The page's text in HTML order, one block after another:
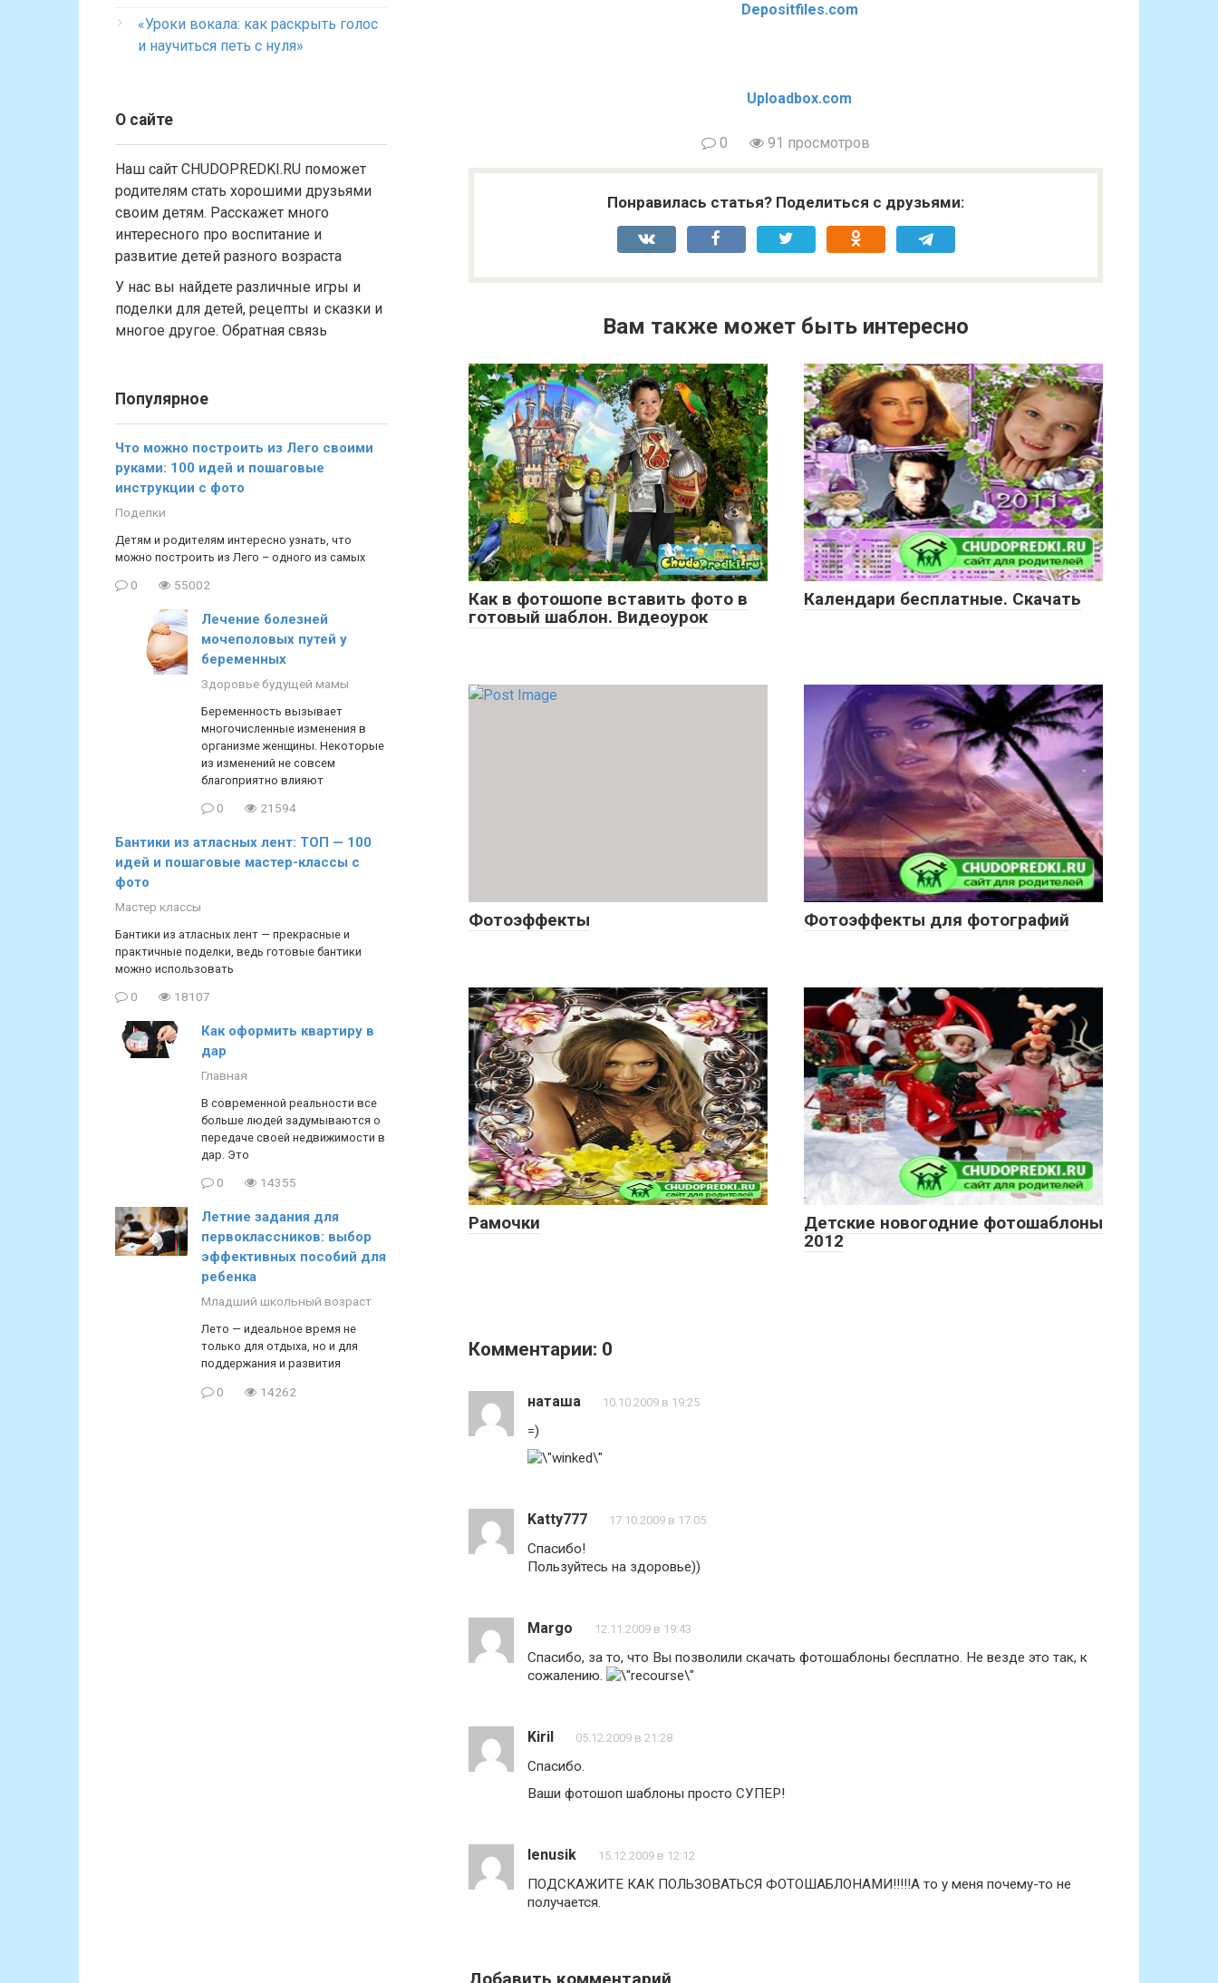
Depositfiles.com
Uploadbox.com
0 91 просмотров
Понравилась статья? Поделиться с друзьями:
Вам также может быть интересно
Как в фотошопе вставить фото в
готовый шаблон. Видеоурок
Календари бесплатные. Скачать
Фотоэффекты Фотоэффекты для фотографий
Рамочки
Детские новогодние фотошаблоны
2012
Комментарии: 0
наташа 10.10.2009 в 19:25
=)
Katty777 17.10.2009 в 17:05
Спасибо!
Пользуйтесь на здоровье))
Margo 12.11.2009 в 19:43
Спасибо, за то, что Вы позволили скачать фотошаблоны бесплатно. Не везде это так, к
сожалению.
Kiril 05.12.2009 в 21:28
Спасибо.
Ваши фотошоп шаблоны просто СУПЕР!
lenusik 15.12.2009 в 12:12
ПОДСКАЖИТЕ КАК ПОЛЬЗОВАТЬСЯ ФОТОШАБЛОНАМИ!!!!!А то у меня почему-то не
получается.
«Уроки вокала: как раскрыть голос
и научиться петь с нуля»
О сайте
Наш сайт CHUDOPREDKI.RU поможет
родителям стать хорошими друзьями
своим детям. Расскажет много
интересного про воспитание и
развитие детей разного возраста
У нас вы найдете различные игры и
поделки для детей, рецепты и сказки и
многое другое. Обратная связь
Популярное
Что можно построить из Лего своими
руками: 100 идей и пошаговые
инструкции с фото
Поделки
Детям и родителям интересно узнать, что
можно построить из Лего – одного из самых
0 55002
Лечение болезней
мочеполовых путей у
беременных
Здоровье будущей мамы
Беременность вызывает
многочисленные изменения в
организме женщины. Некоторые
из изменений не совсем
благоприятно влияют
0 21594
Бантики из атласных лент: ТОП — 100
идей и пошаговые мастер-классы с
фото
Мастер классы
Бантики из атласных лент — прекрасные и
практичные поделки, ведь готовые бантики
можно использовать
0 18107
Как оформить квартиру в
дар
Главная
В современной реальности все
больше людей задумываются о
передаче своей недвижимости в
дар. Это
0 14355
Летние задания для
первоклассников: выбор
эффективных пособий для
ребенка
Младший школьный возраст
Лето — идеальное время не
только для отдыха, но и для
поддержания и развития
0 14262